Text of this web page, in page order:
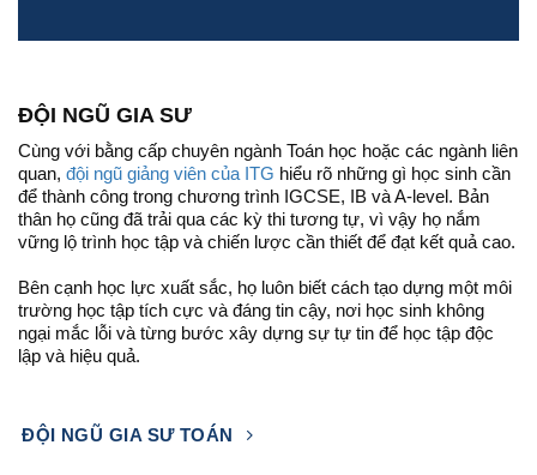
ĐỘI NGŨ GIA SƯ
Cùng với bằng cấp chuyên ngành Toán học hoặc các ngành liên
quan, đội ngũ giảng viên của ITG hiểu rõ những gì học sinh cần
để thành công trong chương trình IGCSE, IB và A-level. Bản
thân họ cũng đã trải qua các kỳ thi tương tự, vì vậy họ nắm
vững lộ trình học tập và chiến lược cần thiết để đạt kết quả cao.
Bên cạnh học lực xuất sắc, họ luôn biết cách tạo dựng một môi
trường học tập tích cực và đáng tin cậy, nơi học sinh không
ngại mắc lỗi và từng bước xây dựng sự tự tin để học tập độc
lập và hiệu quả.
ĐỘI NGŨ GIA SƯ TOÁN